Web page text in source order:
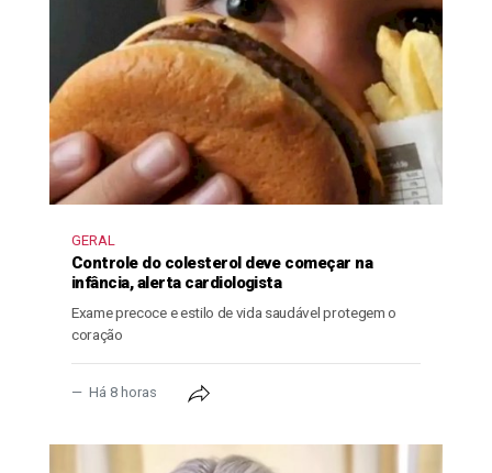
GERAL
Controle do colesterol deve começar na
infância, alerta cardiologista
Exame precoce e estilo de vida saudável protegem o
coração
Há 8 horas